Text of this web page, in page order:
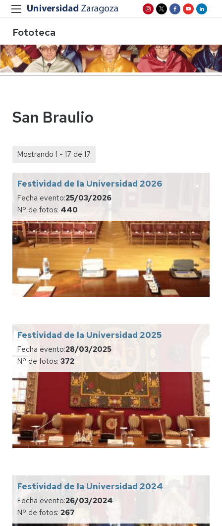
Fototeca
San Braulio
Mostrando 1 - 17 de 17
Festividad de la Universidad 2026
Fecha evento:25/03/2026
Nº de fotos: 440
Festividad de la Universidad 2025
Fecha evento:28/03/2025
Nº de fotos: 372
Festividad de la Universidad 2024
Fecha evento:26/03/2024
Nº de fotos: 267